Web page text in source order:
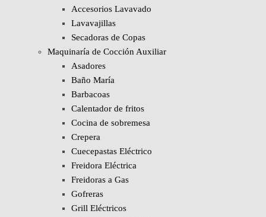
Accesorios Lavavado
Lavavajillas
Secadoras de Copas
Maquinaría de Cocción Auxiliar
Asadores
Baño María
Barbacoas
Calentador de fritos
Cocina de sobremesa
Crepera
Cuecepastas Eléctrico
Freidora Eléctrica
Freidoras a Gas
Gofreras
Grill Eléctricos